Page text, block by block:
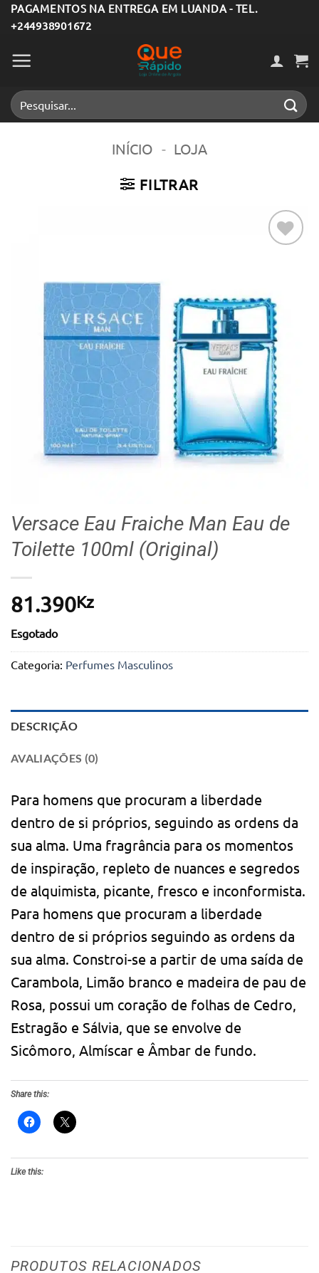
Skip
to
content
PAGAMENTOS NA ENTREGA EM LUANDA - TEL.
+244938901672
Pesquisar
por:
INÍCIO - LOJA
FILTRAR
desejos
Versace Eau Fraiche Man Eau de
Toilette 100ml (Original)
81.390Kz
Esgotado
Categoria: Perfumes Masculinos
DESCRIÇÃO
AVALIAÇÕES (0)
Para homens que procuram a liberdade
dentro de si próprios, seguindo as ordens da
sua alma. Uma fragrância para os momentos
de inspiração, repleto de nuances e segredos
de alquimista, picante, fresco e inconformista.
Para homens que procuram a liberdade
dentro de si próprios seguindo as ordens da
sua alma. Constroi-se a partir de uma saída de
Carambola, Limão branco e madeira de pau de
Rosa, possui um coração de folhas de Cedro,
Estragão e Sálvia, que se envolve de
Sicômoro, Almíscar e Âmbar de fundo.
Share this:
Like this:
PRODUTOS RELACIONADOS